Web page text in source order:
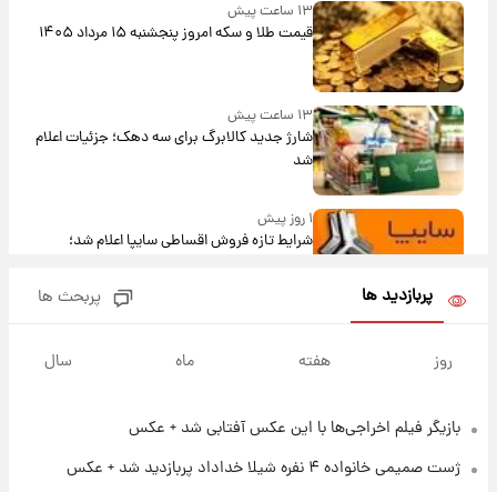
۱۳ ساعت پیش
قیمت طلا و سکه امروز پنجشنبه ۱۵ مرداد ۱۴۰۵
۱۳ ساعت پیش
شارژ جدید کالابرگ برای سه دهک؛ جزئیات اعلام
شد
۱ روز پیش
شرایط تازه فروش اقساطی سایپا اعلام شد؛
قیمت سکه و طلا فردا
۱۹ ساعت پیش
پربازدید ها پربحث ها
روز هفته ماه سال
بازیگر فیلم اخراجی‌ها با این عکس آفتابی شد + عکس
ژست صمیمی خانواده ۴ نفره شیلا خداداد پربازدید شد + عکس